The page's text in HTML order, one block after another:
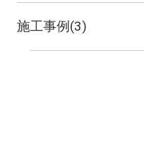
施工事例(3)